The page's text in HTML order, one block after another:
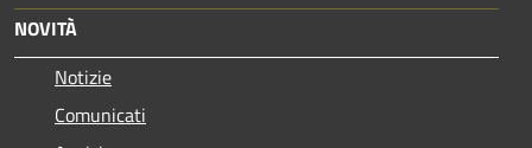
NOVITÀ
Notizie
Comunicati